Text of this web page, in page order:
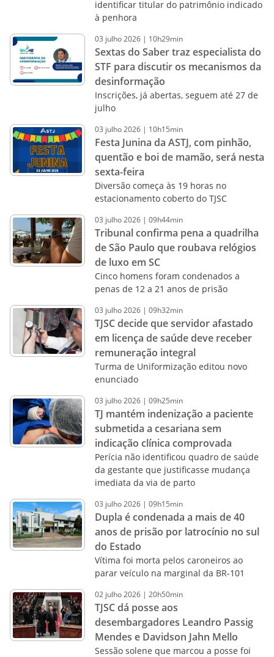
identificar titular do patrimônio indicado
à penhora
03 julho2026 | 10h29min
Sextas do Saber traz especialista do
STF para discutir os mecanismos da
desinformação
Inscrições, já abertas, seguem até 27 de
julho
03 julho2026 | 10h15min
Festa Junina da ASTJ, com pinhão,
quentão e boi de mamão, será nesta
sexta-feira
Diversão começa às 19 horas no
estacionamento coberto do TJSC
03 julho2026 | 09h44min
Tribunal confirma pena a quadrilha
de São Paulo que roubava relógios
de luxo em SC
Cinco homens foram condenados a
penas de 12 a 21 anos de prisão
03 julho2026 | 09h32min
TJSC decide que servidor afastado
em licença de saúde deve receber
remuneração integral
Turma de Uniformização editou novo
enunciado
03 julho2026 | 09h25min
TJ mantém indenização a paciente
submetida a cesariana sem
indicação clínica comprovada
Perícia não identificou quadro de saúde
da gestante que justificasse mudança
imediata da via de parto
03 julho2026 | 09h15min
Dupla é condenada a mais de 40
anos de prisão por latrocínio no sul
do Estado
Vítima foi morta pelos caroneiros ao
parar veículo na marginal da BR-101
02 julho2026 | 20h50min
TJSC dá posse aos
desembargadores Leandro Passig
Mendes e Davidson Jahn Mello
Sessão solene que marcou a posse foi